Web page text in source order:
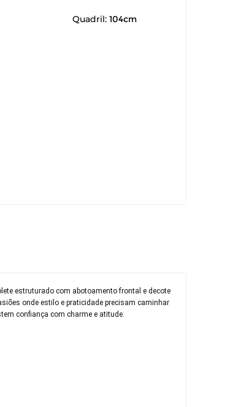
Quadril: 104cm
estruturado com abotoamento frontal e decote
onde estilo e praticidade precisam caminhar
confiança com charme e atitude.